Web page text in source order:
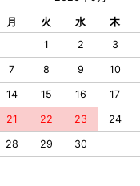
月 火 水 木
1
2 3
7 8 9 10
14 15 16 17
21 22 23 24
28 29 30